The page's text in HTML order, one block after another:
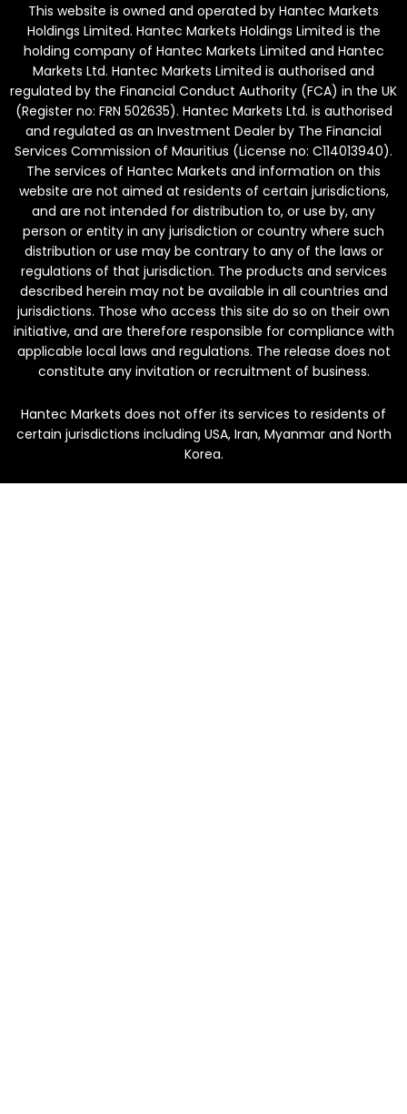
This website is owned and operated by Hantec Markets
Holdings Limited. Hantec Markets Holdings Limited is the
holding company of Hantec Markets Limited and Hantec
Markets Ltd. Hantec Markets Limited is authorised and
regulated by the Financial Conduct Authority (FCA) in the UK
(Register no: FRN 502635). Hantec Markets Ltd. is authorised
and regulated as an Investment Dealer by The Financial
Services Commission of Mauritius (License no: C114013940).
The services of Hantec Markets and information on this
website are not aimed at residents of certain jurisdictions,
and are not intended for distribution to, or use by, any
person or entity in any jurisdiction or country where such
distribution or use may be contrary to any of the laws or
regulations of that jurisdiction. The products and services
described herein may not be available in all countries and
jurisdictions. Those who access this site do so on their own
initiative, and are therefore responsible for compliance with
applicable local laws and regulations. The release does not
constitute any invitation or recruitment of business.
Hantec Markets does not offer its services to residents of
certain jurisdictions including USA, Iran, Myanmar and North
Korea.